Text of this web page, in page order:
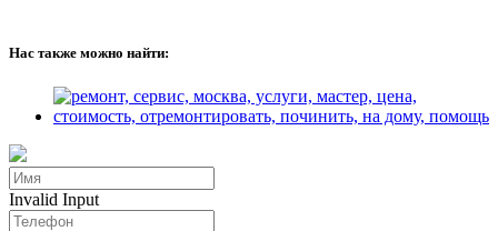
Нас также можно найти:
Invalid Input